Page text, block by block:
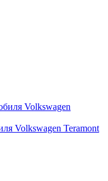
Volkswagen Teramont